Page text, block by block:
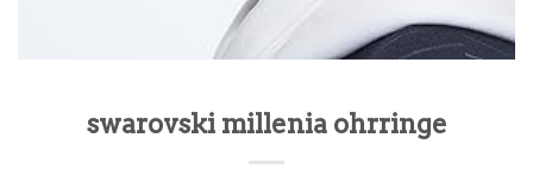
swarovski millenia ohrringe